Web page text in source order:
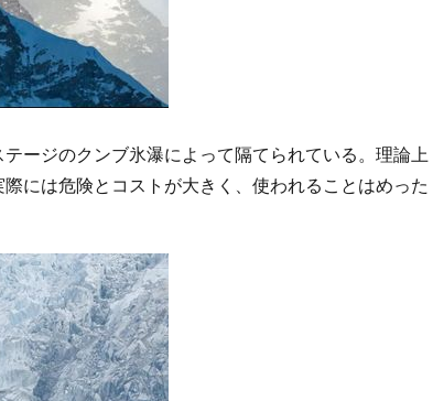
ージのクンブ氷瀑によって隔てられている。理論上
には危険とコストが大きく、使われることはめった